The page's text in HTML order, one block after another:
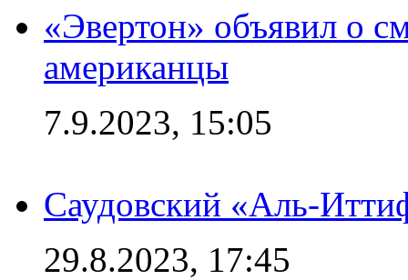
«Эвертон» объявил о
американцы
7.9.2023, 15:05
Саудовский «Аль-
29.8.2023, 17:45